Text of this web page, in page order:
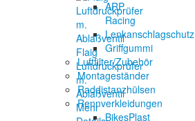
ARP
Racing
Lenkanschlagschutz
Griffgummi
Luftfilter/Zubehör
Montageständer
Raddistanzhülsen
Rennverkleidungen
BikesPlast
Flaig
Luftdruckprüfer
m.
Ablaßventil
Mehr